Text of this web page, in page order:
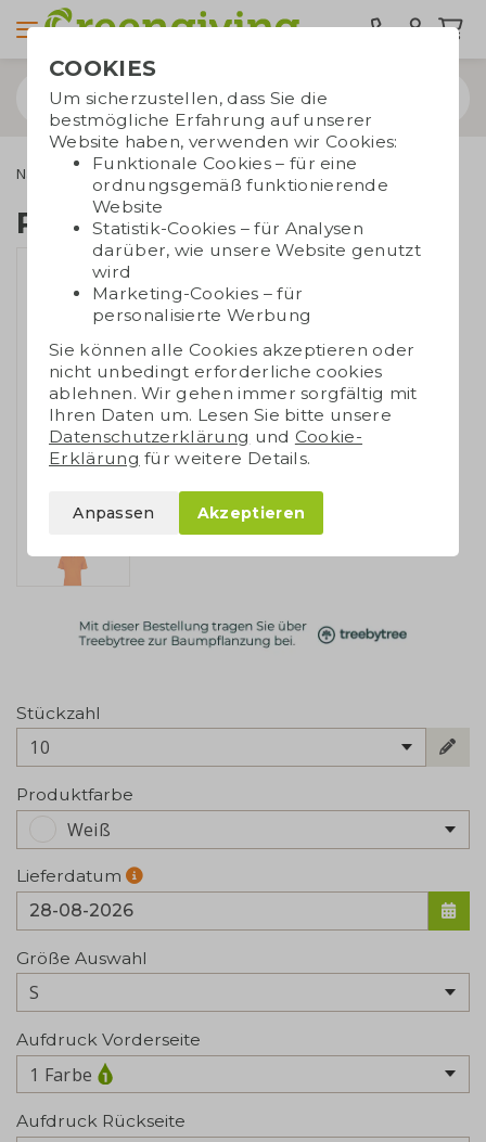
Nachhaltige Kleidung Polos Polo Herren
Polo Herren
Stückzahl
10
Produktfarbe
Weiß
Lieferdatum
Größe Auswahl
Aufdruck Vorderseite
1 Farbe
Aufdruck Rückseite
COOKIES
Um sicherzustellen, dass Sie die
bestmögliche Erfahrung auf unserer
Website haben, verwenden wir Cookies:
Funktionale Cookies – für eine
ordnungsgemäß funktionierende
Website
Statistik-Cookies – für Analysen
darüber, wie unsere Website genutzt
wird
Marketing-Cookies – für
personalisierte Werbung
Sie können alle Cookies akzeptieren oder
nicht unbedingt erforderliche cookies
ablehnen. Wir gehen immer sorgfältig mit
Ihren Daten um. Lesen Sie bitte unsere
Datenschutzerklärung und Cookie-
Erklärung für weitere Details.
Anpassen Akzeptieren